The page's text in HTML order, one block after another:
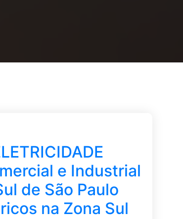
e Industrial
de São Paulo
na Zona Sul